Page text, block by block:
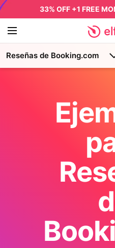
33% OFF +1 FREE
Reseñas de Booking.com